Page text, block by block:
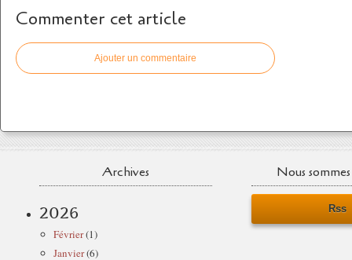
Commenter cet article
Ajouter un commentaire
Archives
2026
Février(1)
Janvier(6)
Nous
Rss